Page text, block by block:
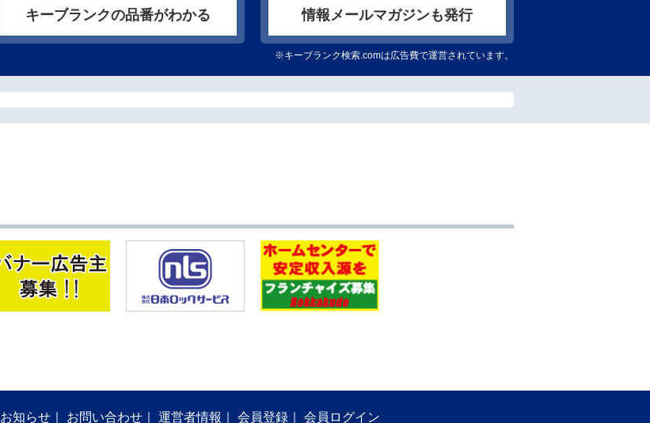
キーブランクの品番がわかる
情報メールマガジンも発行
※キーブランク検索.comは広告費で運営されています。
お知らせ お問い合わせ 運営者情報 会員登録 会員ログイン